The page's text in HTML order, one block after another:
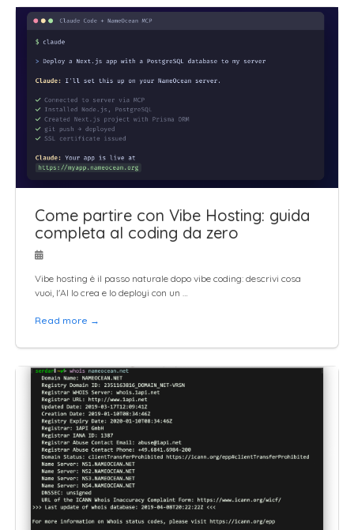
Come partire con Vibe Hosting: guida
completa al coding da zero
Vibe hosting è il passo naturale dopo vibe coding: descrivi cosa
vuoi, l'AI lo crea e lo deployi con un …
Read more →